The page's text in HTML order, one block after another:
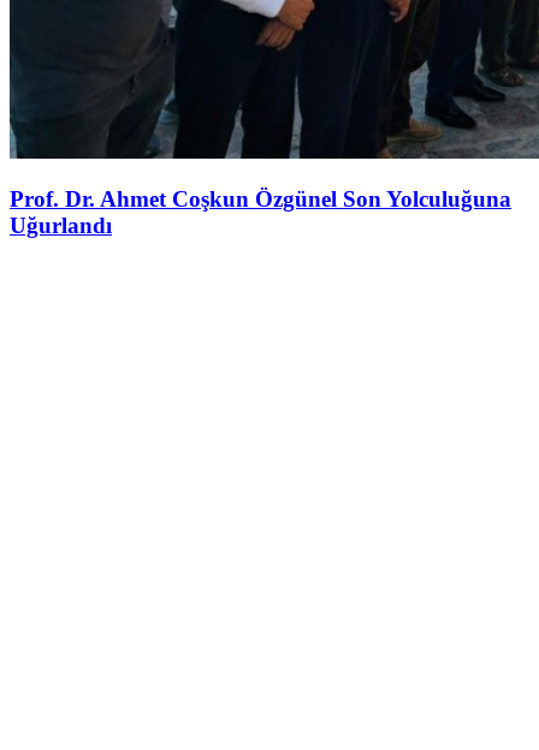
Prof. Dr. Ahmet Coşkun Özgünel Son Yolculuğuna
Uğurlandı